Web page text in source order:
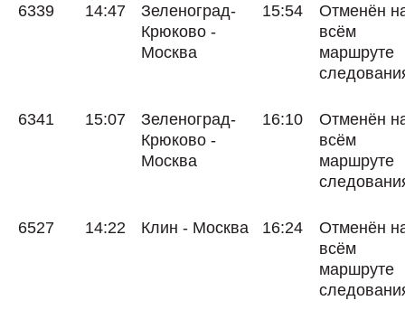
6339 14:47
Зеленоград-
Крюково -
Москва
15:54
Отменён
всём
маршруте
6341 15:07
Зеленоград-
Крюково -
Москва
16:10
Отменён
всём
маршруте
6527 14:22 Клин - Москва 16:24
Отменён
всём
маршруте